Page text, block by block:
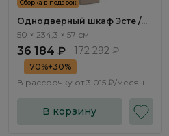
Сборка в подарок
Однодверный шкаф Эсте /
Este ST801.1
50 × 234,3 × 57 см
36 184 ₽ 172 292 ₽
70%+30%
В рассрочку от 3 015 ₽/месяц
В корзину